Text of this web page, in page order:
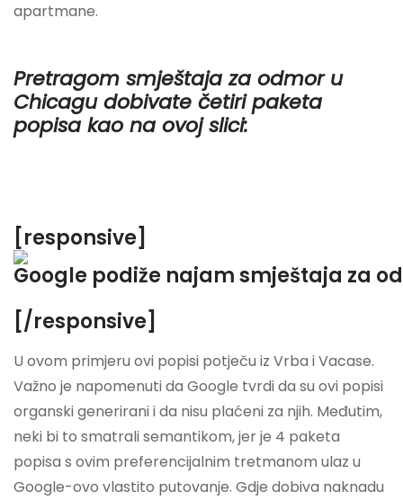
apartmane.
Pretragom smještaja za odmor u
Chicagu dobivate četiri paketa
popisa kao na ovoj slici:
[responsive]
[/responsive]
U ovom primjeru ovi popisi potječu iz Vrba i Vacase.
Važno je napomenuti da Google tvrdi da su ovi popisi
organski generirani i da nisu plaćeni za njih. Međutim,
neki bi to smatrali semantikom, jer je 4 paketa
popisa s ovim preferencijalnim tretmanom ulaz u
Google-ovo vlastito putovanje. Gdje dobiva naknadu